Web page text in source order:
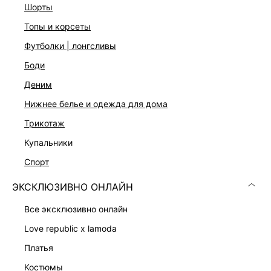
шорты
топы и корсеты
футболки | лонгсливы
боди
деним
нижнее белье и одежда для дома
трикотаж
купальники
спорт
ЭКСКЛЮЗИВНО ОНЛАЙН
все эксклюзивно онлайн
love republic x lamoda
платья
костюмы
Цвет: бежевый с абстрактным принтом
На модели размер 44. Крой модели соответствует
стандартному размеру
ДОСТАВКА И ВОЗВРАТ
Подробные условия доставки и возврата
в AppStore